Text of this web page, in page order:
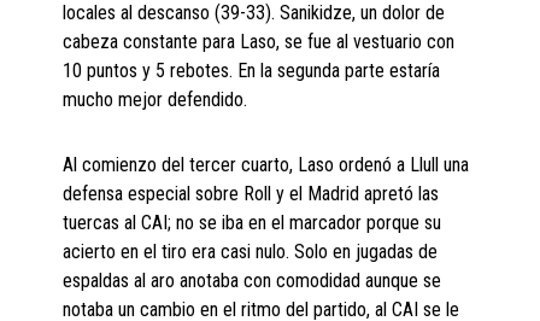
locales al descanso (39-33). Sanikidze, un dolor de
cabeza constante para Laso, se fue al vestuario con
10 puntos y 5 rebotes. En la segunda parte estaría
mucho mejor defendido.
Al comienzo del tercer cuarto, Laso ordenó a Llull una
defensa especial sobre Roll y el Madrid apretó las
tuercas al CAI; no se iba en el marcador porque su
acierto en el tiro era casi nulo. Solo en jugadas de
espaldas al aro anotaba con comodidad aunque se
notaba un cambio en el ritmo del partido, al CAI se le